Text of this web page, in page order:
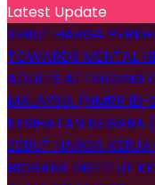
Latest Update
SEBUT HARGA
TOWARDS MENTAL
ADULTS ATTENDING
MALAYSIA (NMRR
KESIHATAN NEGARA
SEBUT HARGA
BIOBANK INSTITUT